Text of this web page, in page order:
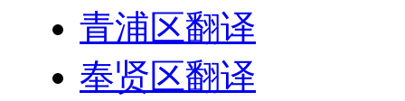
青浦区翻译
奉贤区翻译